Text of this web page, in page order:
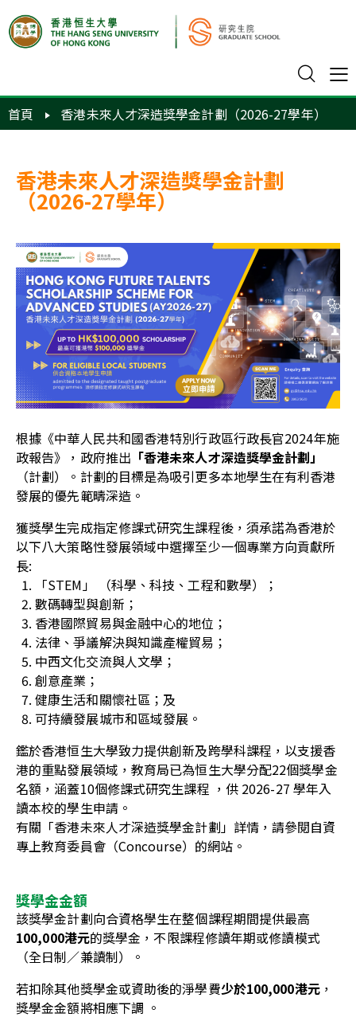
首頁 香港未來人才深造獎學金計劃（2026-27學年）
香港未來人才深造獎學金計劃
（2026-27學年）
根據《中華人民共和國香港特別行政區行政長官2024年施
政報告》，政府推出 「香港未來人才深造獎學金計劃」
（計劃）。計劃的目標是為吸引更多本地學生在有利香港
發展的優先範疇深造。
獲獎學生完成指定修課式研究生課程後，須承諾為香港於
以下八大策略性發展領域中選擇至少一個專業方向貢獻所
長:
「STEM」 （科學、科技、工程和數學）；
數碼轉型與創新；
香港國際貿易與金融中心的地位；
法律、爭議解決與知識產權貿易；
中西文化交流與人文學；
創意產業；
健康生活和關懷社區；及
可持續發展城市和區域發展。
鑑於香港恒生大學致力提供創新及跨學科課程， 以支援香
港的重點發展領域 ，教育局已為恒生大學分配22個獎學金
名額，涵蓋10個修課式研究生課程 ， 供 2026-27 學年入
讀本校的學生申請 。
有關「香港未來人才深造獎學金計劃」詳情，請參閱自資
專上教育委員會（Concourse）的網站 。
獎學金金額
該獎學金計劃向合資格學生在整個課程期間提供最高
100,000港元的獎學金，不限課程修讀年期或修讀模式
（全日制／兼讀制）。
若扣除其他獎學金或資助後的淨學費少於100,000港元，
獎學金金額將相應下調 。